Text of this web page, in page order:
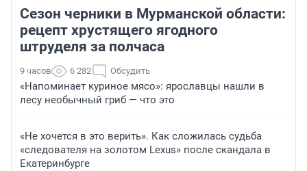
Сезон черники в Мурманской области:
рецепт хрустящего ягодного
штруделя за полчаса
9 часов 6 282 Обсудить
«Напоминает куриное мясо»: ярославцы нашли в
лесу необычный гриб — что это
«Не хочется в это верить». Как сложилась судьба
«следователя на золотом Lexus» после скандала в
Екатеринбурге